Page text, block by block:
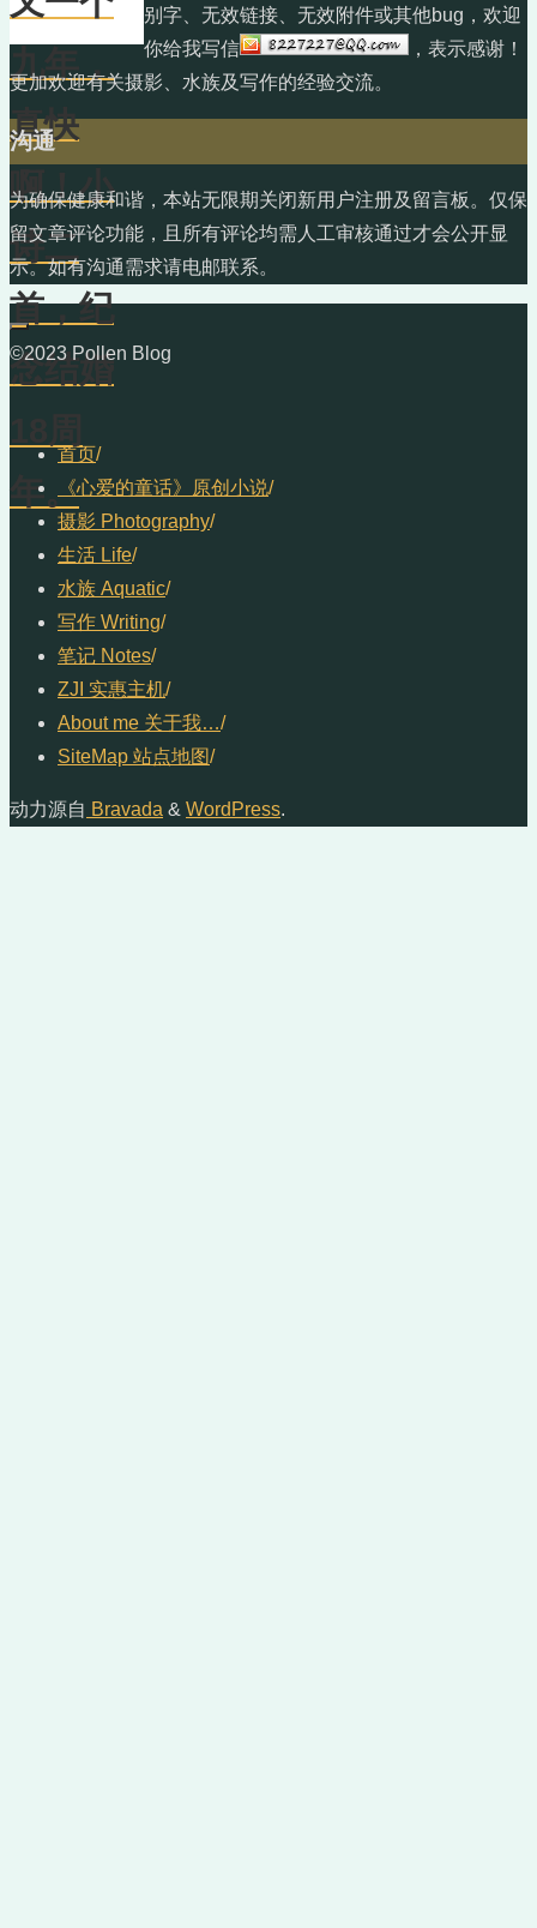
九年，
真快
啊！小
诗二
首，纪
念结婚
年。
别字、无效链接、无效附件或其他bug，欢迎
你给我写信
，表示感谢！
更加欢迎有关摄影、水族及写作的经验交流。
沟通
为确保健康和谐，本站无限期关闭新用户注册及留言板。仅保
留文章评论功能，且所有评论均需人工审核通过才会公开显
示。如有沟通需求请电邮联系。
©2023 Pollen Blog
首页/
《心爱的童话》原创小说/
摄影 Photography/
生活 Life/
水族 Aquatic/
写作 Writing/
笔记 Notes/
ZJI 实惠主机/
About me 关于我…/
SiteMap 站点地图/
动力源自 Bravada & WordPress.